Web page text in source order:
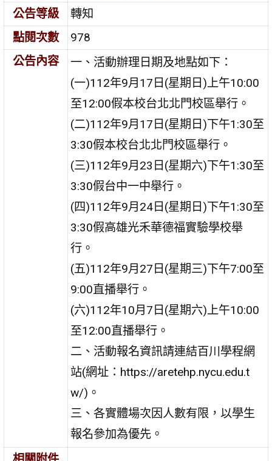
公告等級
轉知
點閱次數
978
公告內容
一、活動辦理日期及地點如下：
(一)112年9月17日(星期日)上午10:00
至12:00假本校台北北門校區舉行。
(二)112年9月17日(星期日)下午1:30至
3:30假本校台北北門校區舉行。
(三)112年9月23日(星期六)下午1:30至
3:30假台中一中舉行。
(四)112年9月24日(星期日)下午1:30至
3:30假高雄光禾華德福實驗學校舉
行。
(五)112年9月27日(星期三)下午7:00至
9:00直播舉行。
(六)112年10月7日(星期六)上午10:00
至12:00直播舉行。
二、活動報名資訊請連結百川學程網
站(網址：https://aretehp.nycu.edu.t
w/)。
三、各實體場次因人數有限，以學生
報名參加為優先。